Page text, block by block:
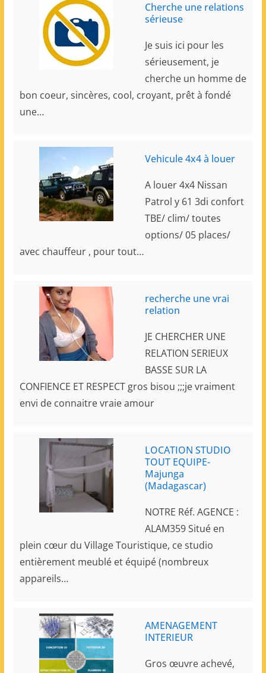
Cherche une relations
sérieuse
Je suis ici pour les
sérieusement, je
cherche un homme de
bon coeur, sincères, cool, croyant, prêt à fondé
une…
Vehicule 4x4 à louer
A louer 4x4 Nissan
Patrol y 61 3di confort
TBE/ clim/ toutes
options/ 05 places/
avec chauffeur , pour tout…
recherche une vrai
relation
JE CHERCHER UNE
RELATION SERIEUX
BASSE SUR LA
CONFIENCE ET RESPECT gros bisou ;;;je vraiment
envi de connaitre vraie amour
LOCATION STUDIO
TOUT EQUIPE-
Majunga
(Madagascar)
NOTRE Réf. AGENCE :
ALAM359 Situé en
plein cœur du Village Touristique, ce studio
entièrement meublé et équipé (nombreux
appareils…
AMENAGEMENT
INTERIEUR
Gros œuvre achevé,